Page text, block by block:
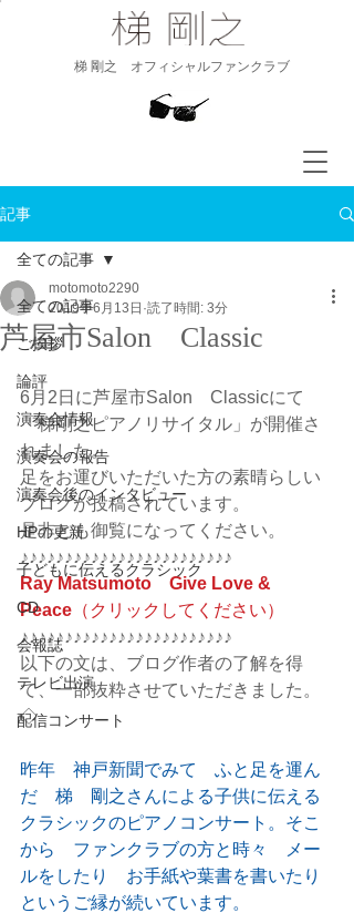
​梯 剛之 オフィシャルファンクラブ
記事
全ての記事
ご挨拶
論評
演奏会情報
演奏会の報告
演奏会後のインタビュー
HPの更新
子どもに伝えるクラシック
CD
会報誌
テレビ出演
配信コンサート
全ての記事
芦屋市Salon Classic
motomoto2290
2019年6月13日 読了時間: 3分
6月2日に芦屋市Salon　Classicにて
「梯剛之ピアノリサイタル」が開催さ
れました。
足をお運びいただいた方の素晴らしい
ブログが投稿されています。
是非とも御覧になってください。
♪♪♪♪♪♪♪♪♪♪♪♪♪♪♪♪♪♪♪♪♪♪♪♪
Ray Matsumoto　Give Love &
Peace （クリックしてください）
♪♪♪♪♪♪♪♪♪♪♪♪♪♪♪♪♪♪♪♪♪♪♪♪
以下の文は、ブログ作者の了解を得
て、一部抜粋させていただきました。
◇
昨年　神戸新聞でみて　ふと足を運ん
だ　梯　剛之さんによる子供に伝える
クラシックのピアノコンサート。そこ
から　ファンクラブの方と時々　メー
ルをしたり　お手紙や葉書を書いたり
というご縁が続いています。